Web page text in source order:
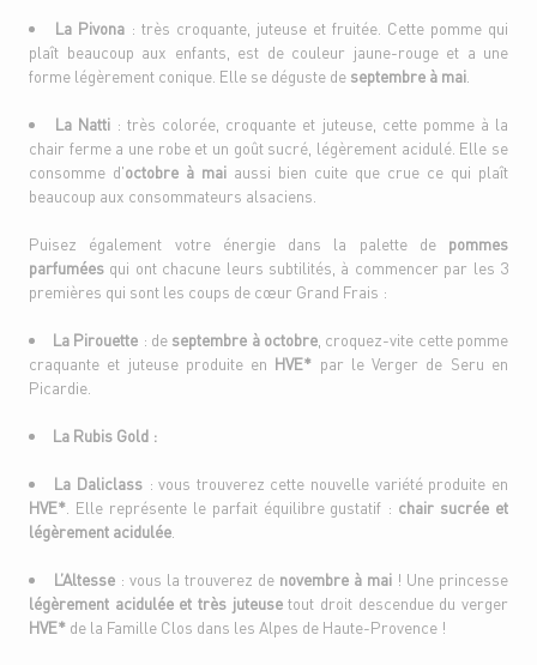
La Pivona: très croquante, juteuse et fruitée. Cette pomme qui
plaît beaucoup aux enfants, est de couleur jaune-rouge et a une
forme légèrement conique. Elle se déguste de septembre à mai
La Natti: très colorée, croquante et juteuse, cette pomme à la
chair ferme a une robe et un goût sucré, légèrement acidulé. Elle se
consomme d'octobre à mai aussi bien cuite que crue ce qui plaît
beaucoup aux consommateurs alsaciens.
Puisez également votre énergie dans la palette de pommes
parfumées qui ont chacune leurs subtilités, à commencer par les 3
premières qui sont les coups de cœur Grand Frais :
La Pirouette : de septembre à octobre , croquez-vite cette pomme
craquante et juteuse produite en HVE* par le Verger de Seru en
Picardie.
La Rubis Gold :
La Daliclass: vous trouverez cette nouvelle variété produite en
HVE* . Elle représente le parfait équilibre gustatif : chair sucrée et
légèrement acidulée
L’Altesse : vous la trouverez de novembre à mai ! Une princesse
légèrement acidulée et très juteusetout droit descendue du verger
HVE* de la Famille Clos dans les Alpes de Haute-Provence !